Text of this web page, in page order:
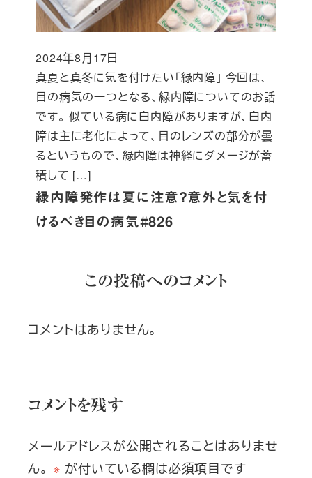
緑内障発作は夏に注意？意外と気を付
けるべき目の病気#826
真夏と真冬に気を付けたい「緑内障」 今回は、
目の病気の一つとなる、緑内障についてのお話
です。 似ている病に白内障がありますが、白内
障は主に老化によって、目のレンズの部分が曇
るというもので、緑内障は神経にダメージが蓄
積して […]
投稿日
2024年8月17日
この投稿へのコメント
コメントはありません。
コメントを残す
メールアドレスが公開されることはありませ
ん。 ※ が付いている欄は必須項目です